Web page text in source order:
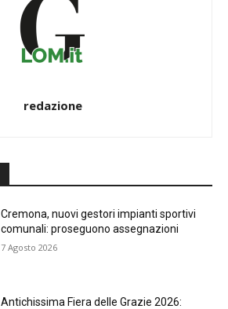
redazione
Cremona, nuovi gestori impianti sportivi
comunali: proseguono assegnazioni
7 Agosto 2026
Antichissima Fiera delle Grazie 2026: